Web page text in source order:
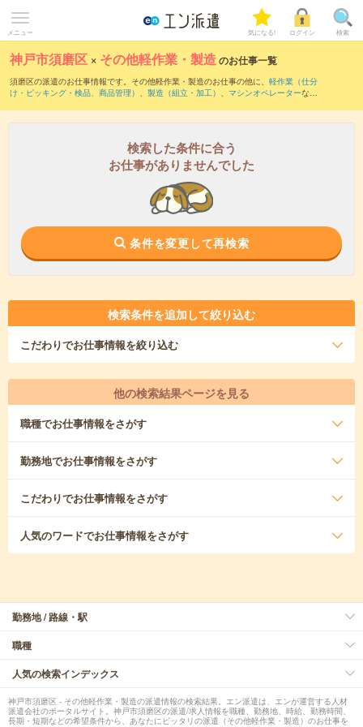
メニュー 気になる! ログイン 検索
神戸市須磨区 × その他軽作業・製造のお仕事一覧
須磨区の派遣のお仕事情報です。その他軽作業・製造のお仕事の他に、 軽作業（仕分
け・ピッキング・検品、商品管理） 、 製造（組立・加工） 、 マシンオペレーターなど
検索した条件に合う
お仕事がありませんでした
条件を変更して再検索
検索条件を追加して絞り込む
こだわりでお仕事情報を絞り込む
他の検索結果ページを見る
職種でお仕事情報をさがす
勤務地でお仕事情報をさがす
こだわりでお仕事情報をさがす
人気のワードでお仕事情報をさがす
勤務地 / 路線・駅
職種
人気の検索インデックス
神戸市須磨区 - その他軽作業・製造の派遣情報の検索結果。エン派遣は、エンが運営する人材
派遣会社のポータルサイト。神戸市須磨区の派遣/求人情報を職種、勤務地、時給、勤務時間、
長期・短期などの希望条件から、あなたにピッタリの派遣（その他軽作業・製造）のお仕事を